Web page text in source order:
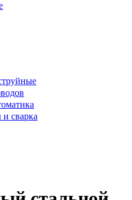
сварка